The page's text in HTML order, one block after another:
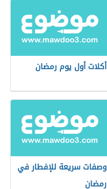
أكلات أول يوم رمضان
وصفات سريعة للإفطار في
رمضان